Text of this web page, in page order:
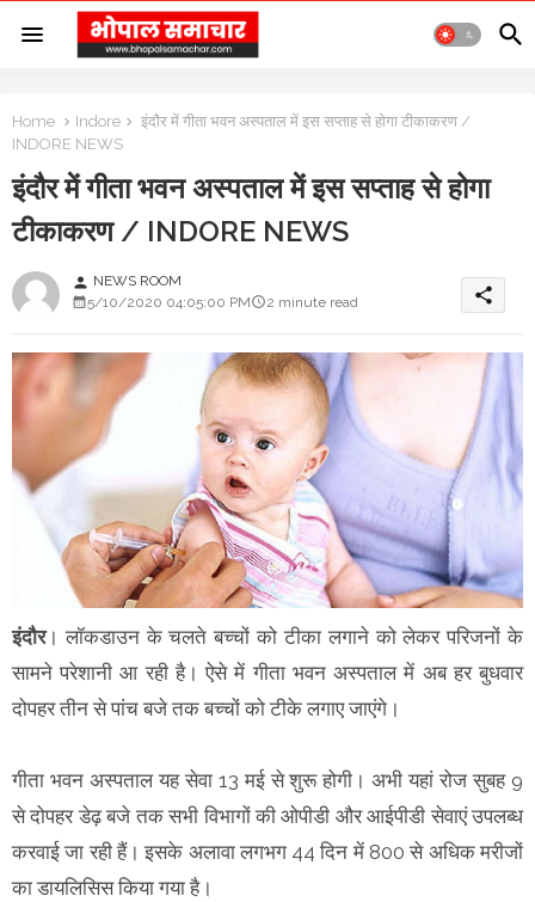
Home Indore
इंदौर में गीता भवन अस्पताल में इस सप्ताह से होगा टीकाकरण /
INDORE NEWS
इंदौर में गीता भवन अस्पताल में इस सप्ताह से होगा
टीकाकरण / INDORE NEWS
person NEWS ROOM
5/10/2020 04:05:00 PM
2 minute read share
इंदौर। लॉकडाउन के चलते बच्चों को टीका लगाने को लेकर परिजनों के
सामने परेशानी आ रही है। ऐसे में गीता भवन अस्पताल में अब हर बुधवार
दोपहर तीन से पांच बजे तक बच्चों को टीके लगाए जाएंगे।
गीता भवन अस्पताल यह सेवा 13 मई से शुरू होगी। अभी यहां रोज सुबह 9
से दोपहर डेढ़ बजे तक सभी विभागों की ओपीडी और आईपीडी सेवाएं उपलब्ध
करवाई जा रही हैं। इसके अलावा लगभग 44 दिन में 800 से अधिक मरीजों
का डायलिसिस किया गया है।